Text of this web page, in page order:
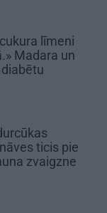
līmeni
Madara un
ticis pie
zvaigzne